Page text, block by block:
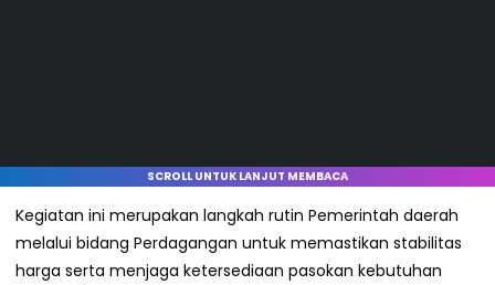
SCROLL UNTUK LANJUT MEMBACA
Kegiatan ini merupakan langkah rutin Pemerintah daerah
melalui bidang Perdagangan untuk memastikan stabilitas
harga serta menjaga ketersediaan pasokan kebutuhan